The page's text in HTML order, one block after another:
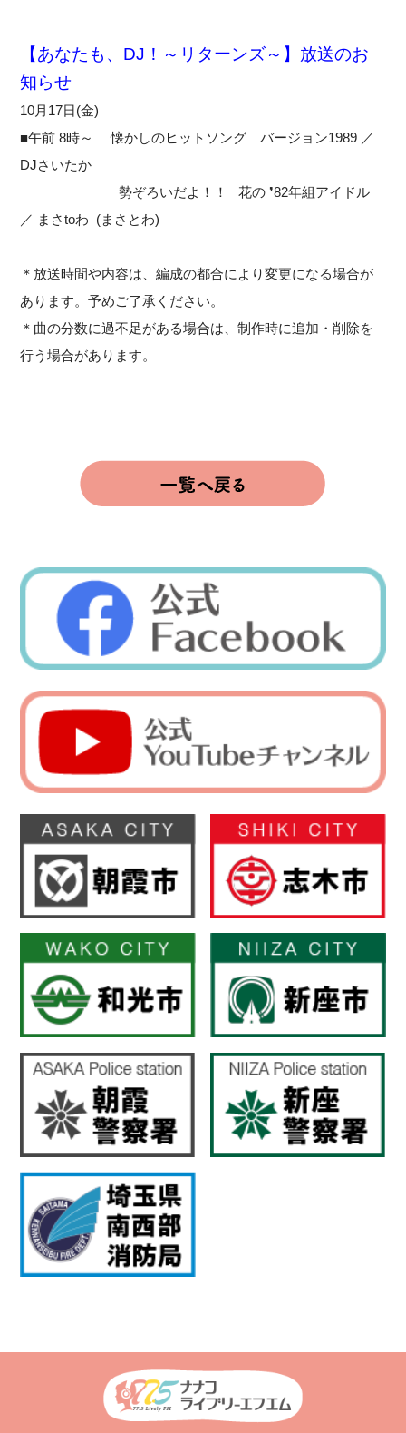
【あなたも、DJ！～リターンズ～】放送のお
知らせ
10月17日(金)
■午前 8時～ 懐かしのヒットソング バージョン1989 ／
DJさいたか
勢ぞろいだよ！！ 花の ❜82年組アイドル
／ まさtoわ (まさとわ)
＊放送時間や内容は、編成の都合により変更になる場合が
あります。予めご了承ください。
＊曲の分数に過不足がある場合は、制作時に追加・削除を
行う場合があります。